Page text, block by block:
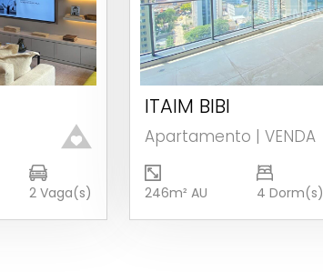
2 Vaga(s)
ITAIM BIBI
Apartamento | VENDA
246m² AU 4 Dorm(s)